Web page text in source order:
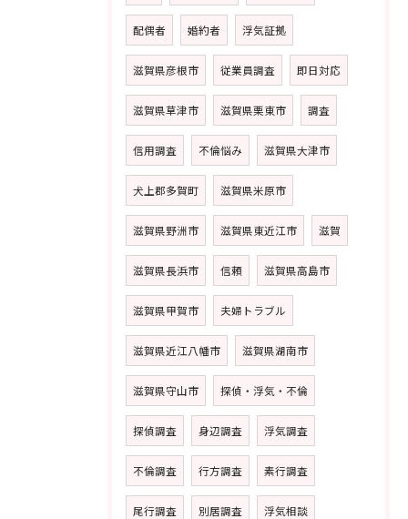
配偶者 婚約者 浮気証拠
滋賀県彦根市 従業員調査 即日対応
滋賀県草津市 滋賀県栗東市 調査
信用調査 不倫悩み 滋賀県大津市
犬上郡多賀町 滋賀県米原市
滋賀県野洲市 滋賀県東近江市 滋賀
滋賀県長浜市 信頼 滋賀県高島市
滋賀県甲賀市 夫婦トラブル
滋賀県近江八幡市 滋賀県湖南市
滋賀県守山市 探偵・浮気・不倫
探偵調査 身辺調査 浮気調査
不倫調査 行方調査 素行調査
尾行調査 別居調査 浮気相談